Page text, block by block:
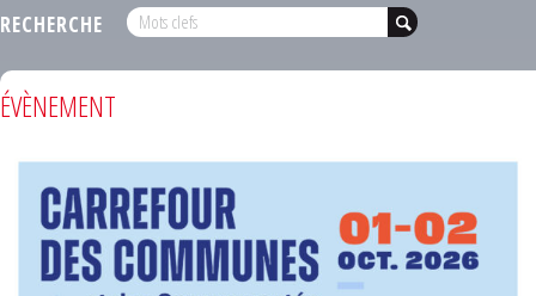
RECHERCHE
ÉVÈNEMENT